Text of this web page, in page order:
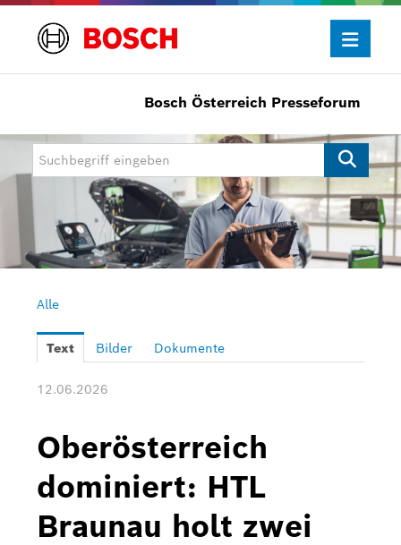
Presseinformationen
Allgemein/Wirtschaft
Bosch Innovationspreis
eBike Systems
Mobility
Power Tools
Buderus
Pressemappen
Hausgeräte
Bosch Österreich Presseforum
Alle
Text Bilder Dokumente
12.06.2026
Oberösterreich
dominiert: HTL
Braunau holt zwei